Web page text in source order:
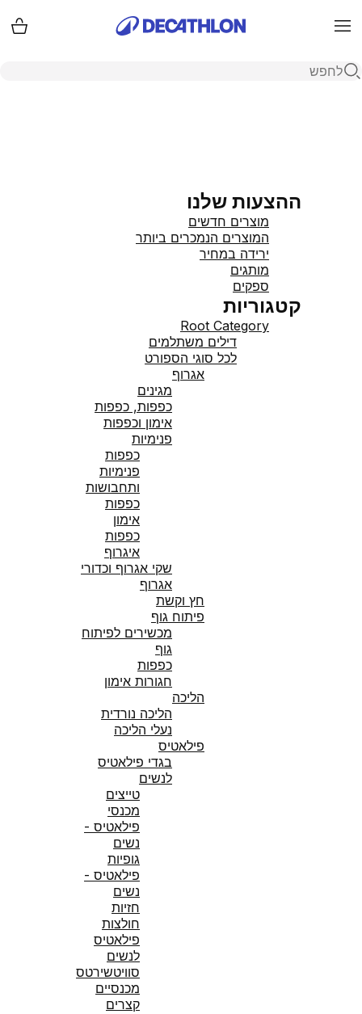
Menu
פתיחת חיפוש
ההצעות שלנו
מוצרים חדשים
המוצרים הנמכרים ביותר
ירידה במחיר
מותגים
ספקים
קטגוריות
Root Category
דילים משתלמים
לכל סוגי הספורט
אגרוף
מגינים
כפפות, כפפות
אימון וכפפות
פנימיות
כפפות
פנימיות
ותחבושות
כפפות
אימון
כפפות
איגרוף
שקי אגרוף וכדורי
אגרוף
חץ וקשת
פיתוח גוף
מכשירים לפיתוח
גוף
כפפות
חגורות אימון
הליכה
הליכה נורדית
נעלי הליכה
פילאטיס
בגדי פילאטיס
לנשים
טייצים
מכנסי
פילאטיס -
נשים
גופיות
פילאטיס -
נשים
חזיות
חולצות
פילאטיס
לנשים
סוויטשירטס
מכנסיים
קצרים